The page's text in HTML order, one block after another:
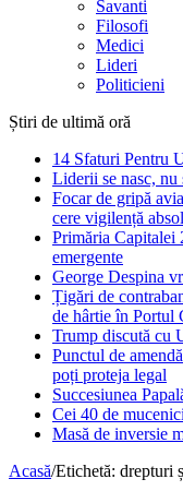
Savanti
Filosofi
Medici
Lideri
Politicieni
Știri de ultimă oră
14 Sfaturi Pentru
Liderii se nasc, nu
Focar de gripă
cere vigilență
Primăria
emergente
George Despina
Țigări de
de hârtie în Portul
Trump discută cu
Punctul de
poți proteja legal
Succesiunea
Cei 40 de
Masă de inversie
Acasă/Etichetă: drepturi